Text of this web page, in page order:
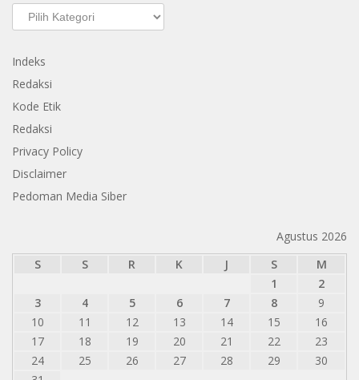
Kategori
Indeks
Redaksi
Kode Etik
Redaksi
Privacy Policy
Disclaimer
Pedoman Media Siber
Agustus 2026
S
S R K J S
M
1
2
3
4 5 6 7 8
9
10
11 12 13 14 15
16
17
18 19 20 21 22
23
24
25 26 27 28 29
30